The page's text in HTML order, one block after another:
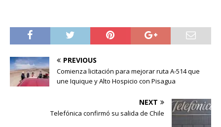
PREVIOUS
Comienza licitación para mejorar ruta A-514 que
une Iquique y Alto Hospicio con Pisagua
NEXT
Telefónica confirmó su salida de Chile